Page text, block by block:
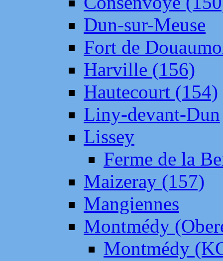
Dun-sur-Meuse
Fort de
Harville (156)
Hautecourt (154)
Liny-devant-Dun
Lissey
Ferme de la
Maizeray (157)
Mangiennes
Montmédy
Montmédy